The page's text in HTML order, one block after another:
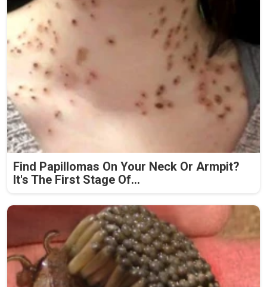
Find Papillomas On Your Neck Or Armpit?
It's The First Stage Of...